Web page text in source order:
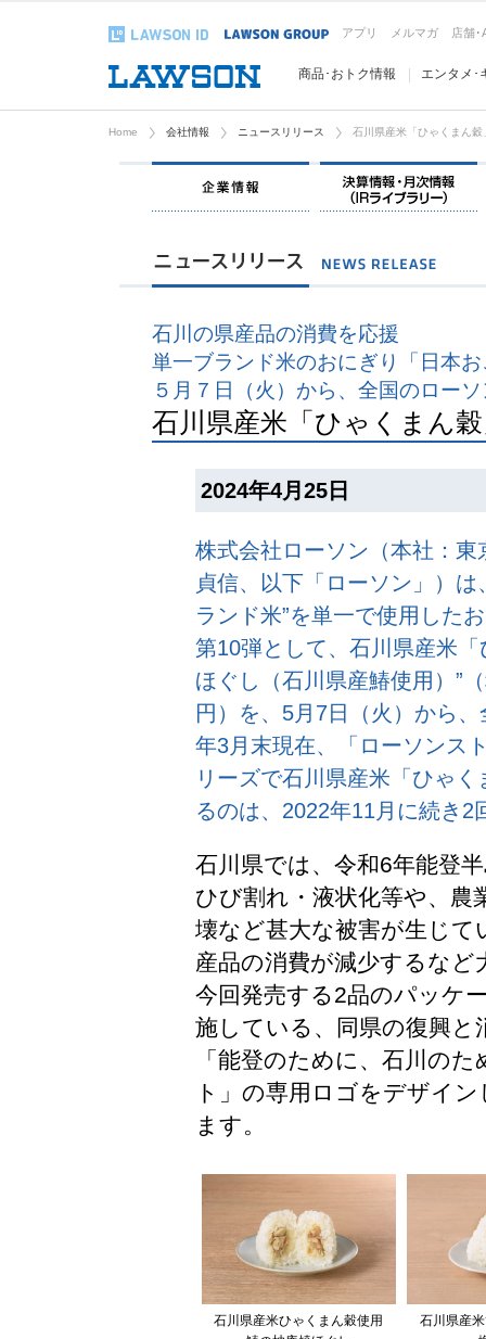
アプリ メルマガ 店舗･
商品･おトク情報 エンタメ･
Home 会社情報 ニュースリリース 石川県産米「ひゃくまん
企業情報
石川の県産品の消費を応援
単一ブランド米のおにぎり「日本
５月７日（火）から、全国のロー
石川県産米「ひゃくまん
2024年4月25日
株式会社ローソン（本社：
貞信、以下「ローソン」）
ランド米”を単一で使用した
第10弾として、石川県産米
ほぐし（石川県産鰆使用）”
円）を、5月7日（火）から
年3月末現在、「ローソンス
リーズで石川県産米「ひゃ
るのは、2022年11月に続き2
石川県では、令和6年能登
ひび割れ・液状化等や、農
壊など甚大な被害が生じて
産品の消費が減少するな
今回発売する2品のパッケ
施している、同県の復興
「能登のために、石川の
ト」の専用ロゴをデザイ
ます。
石川県産米ひゃくまん穀使用
石川県産